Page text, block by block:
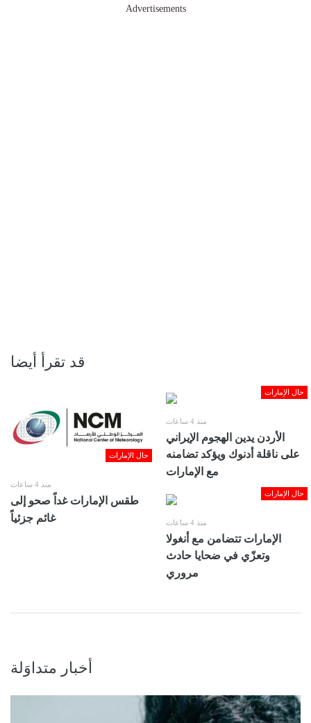
Advertisements
قد تقرأ أيضا
حال الإمارات
منذ 4 ساعات
طقس الإمارات غداً صحو إلى
غائم جزئياً
حال الإمارات
منذ 4 ساعات
الأردن يدين الهجوم الإيراني
على ناقلة أدنوك ويؤكد تضامنه
مع الإمارات
حال الإمارات
منذ 4 ساعات
الإمارات تتضامن مع أنغولا
وتعزّي في ضحايا حادث
مروري
أخبار متداوَلة